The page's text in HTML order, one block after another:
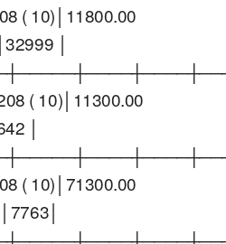
( 10)│11800.00
│
( 10)│11300.00
│
( 10)│71300.00